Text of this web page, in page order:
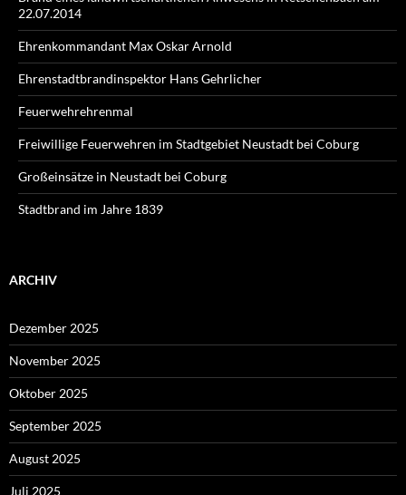
22.07.2014
Ehrenkommandant Max Oskar Arnold
Ehrenstadtbrandinspektor Hans Gehrlicher
Feuerwehrehrenmal
Freiwillige Feuerwehren im Stadtgebiet Neustadt bei Coburg
Großeinsätze in Neustadt bei Coburg
Stadtbrand im Jahre 1839
ARCHIV
Dezember 2025
November 2025
Oktober 2025
September 2025
August 2025
Juli 2025